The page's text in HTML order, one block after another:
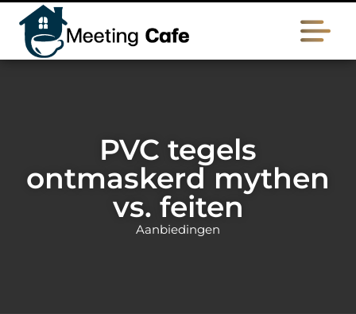
PVC tegels
ontmaskerd mythen
vs. feiten
Aanbiedingen